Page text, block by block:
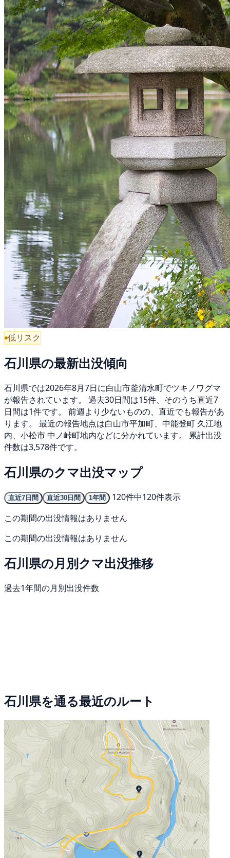
低リスク
石川県の最新出没傾向
石川県では2026年8月7日に白山市釜清水町でツキノワグマ
が報告されています。 過去30日間は15件、そのうち直近7
日間は1件です。 前週より少ないものの、直近でも報告があ
ります。 最近の報告地点は白山市平加町、中能登町 久江地
内、小松市 中ノ峠町地内などに分かれています。 累計出没
件数は3,578件です。
石川県のクマ出没マップ
直近7日間 直近30日間 1年間
120件中120件表示
この期間の出没情報はありません
この期間の出没情報はありません
石川県の月別クマ出没推移
過去1年間の月別出没件数
石川県を通る最近のルート